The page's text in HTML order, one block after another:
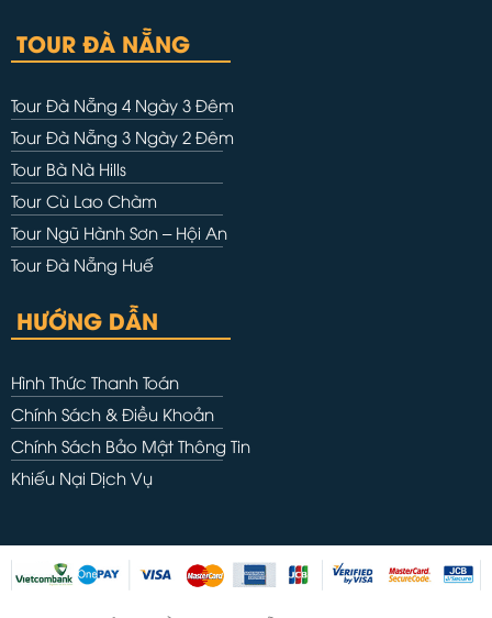
TOUR ĐÀ NẴNG
Tour Đà Nẵng 4 Ngày 3 Đêm
Tour Đà Nẵng 3 Ngày 2 Đêm
Tour Bà Nà Hills
Tour Cù Lao Chàm
Tour Ngũ Hành Sơn – Hội An
Tour Đà Nẵng Huế
HƯỚNG DẪN
Hình Thức Thanh Toán
Chính Sách & Điều Khoản
Chính Sách Bảo Mật Thông Tin
Khiếu Nại Dịch Vụ